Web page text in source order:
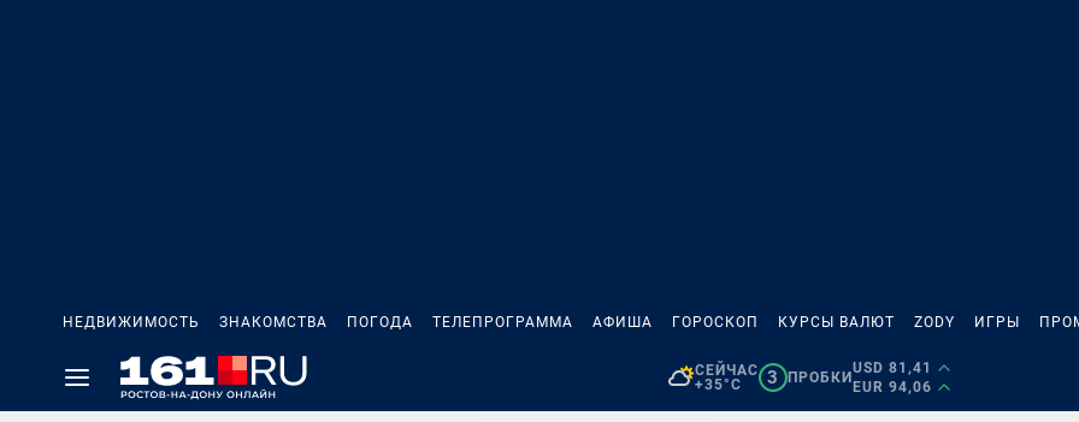
НЕДВИЖИМОСТЬ ЗНАКОМСТВА ПОГОДА ТЕЛЕПРОГРАММА АФИША ГОРОСКОП КУРСЫ ВАЛЮТ ZODY ИГРЫ
СЕЙЧАС
+35°C
3 ПРОБКИ
USD 81,41
EUR 94,06